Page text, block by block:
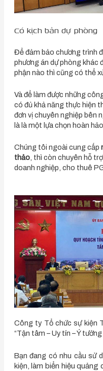
Có kịch bản dự phòng
Để đảm bảo chương trình
phương án dự phòng khác
phận nào thì cũng có thể
Và để làm được những
có đủ khả năng thực hiện
đơn vị chuyên nghiệp bên
là là một lựa chọn hoàn
Chúng tôi ngoài cung cấp
thảo, thì còn chuyên hỗ
doanh nghiệp, cho thuê
Công ty Tổ chức sự kiện
“Tận tâm – Uy tín – Ý
Bạn đang có nhu cầu sử
kiện, làm biển hiệu quảng